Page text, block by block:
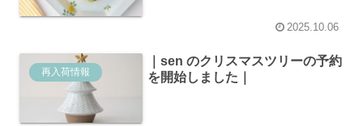
2025.10.06
再入荷情報
｜sen のクリスマスツリーの予約
を開始しました｜